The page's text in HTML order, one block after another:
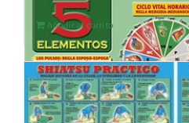
Añadir al carrito
SHIATSU PRACTICO
4,76€ IVA no incluído